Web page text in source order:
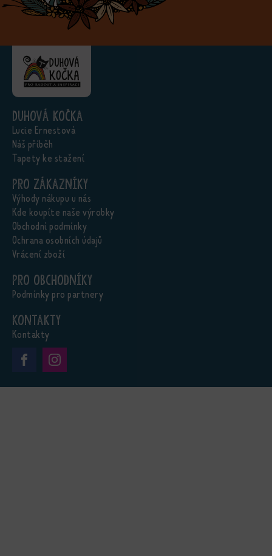
Duhová kočka
Lucie Ernestová
Náš příběh
Tapety ke stažení
Pro zákazníky
Výhody nákupu u nás
Kde koupíte naše výrobky
Obchodní podmínky
Ochrana osobních údajů
Vrácení zboží
Pro obchodníky
Podmínky pro partnery
Kontakty
Kontakty